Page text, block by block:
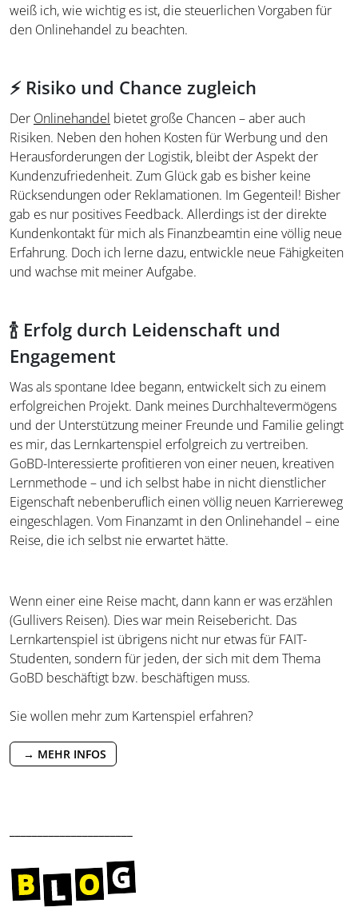
weiß ich, wie wichtig es ist, die steuerlichen Vorgaben für
den Onlinehandel zu beachten.
⚡ Risiko und Chance zugleich
Der Onlinehandel bietet große Chancen – aber auch
Risiken. Neben den hohen Kosten für Werbung und den
Herausforderungen der Logistik, bleibt der Aspekt der
Kundenzufriedenheit. Zum Glück gab es bisher keine
Rücksendungen oder Reklamationen. Im Gegenteil! Bisher
gab es nur positives Feedback. Allerdings ist der direkte
Kundenkontakt für mich als Finanzbeamtin eine völlig neue
Erfahrung. Doch ich lerne dazu, entwickle neue Fähigkeiten
und wachse mit meiner Aufgabe.
🍾 Erfolg durch Leidenschaft und
Engagement
Was als spontane Idee begann, entwickelt sich zu einem
erfolgreichen Projekt. Dank meines Durchhaltevermögens
und der Unterstützung meiner Freunde und Familie gelingt
es mir, das Lernkartenspiel erfolgreich zu vertreiben.
GoBD-Interessierte profitieren von einer neuen, kreativen
Lernmethode – und ich selbst habe in nicht dienstlicher
Eigenschaft nebenberuflich einen völlig neuen Karriereweg
eingeschlagen. Vom Finanzamt in den Onlinehandel – eine
Reise, die ich selbst nie erwartet hätte.
Wenn einer eine Reise macht, dann kann er was erzählen
(Gullivers Reisen). Dies war mein Reisebericht. Das
Lernkartenspiel ist übrigens nicht nur etwas für FAIT-
Studenten, sondern für jeden, der sich mit dem Thema
GoBD beschäftigt bzw. beschäftigen muss.
Sie wollen mehr zum Kartenspiel erfahren?
→ MEHR INFOS